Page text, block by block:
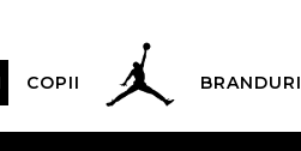
COPII BRANDURI